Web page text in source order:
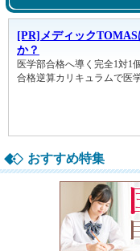
おすすめ特集